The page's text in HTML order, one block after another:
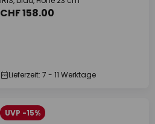
CHF 158.00
Lieferzeit: 7 - 11 Werktage
UVP -15%